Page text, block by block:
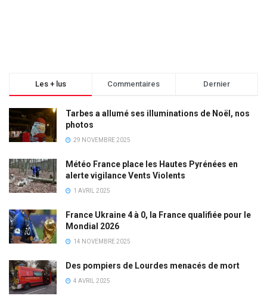
Les + lus Commentaires Dernier
Tarbes a allumé ses illuminations de Noël, nos
photos
29 NOVEMBRE 2025
Météo France place les Hautes Pyrénées en
alerte vigilance Vents Violents
1 AVRIL 2025
France Ukraine 4 à 0, la France qualifiée pour le
Mondial 2026
14 NOVEMBRE 2025
Des pompiers de Lourdes menacés de mort
4 AVRIL 2025